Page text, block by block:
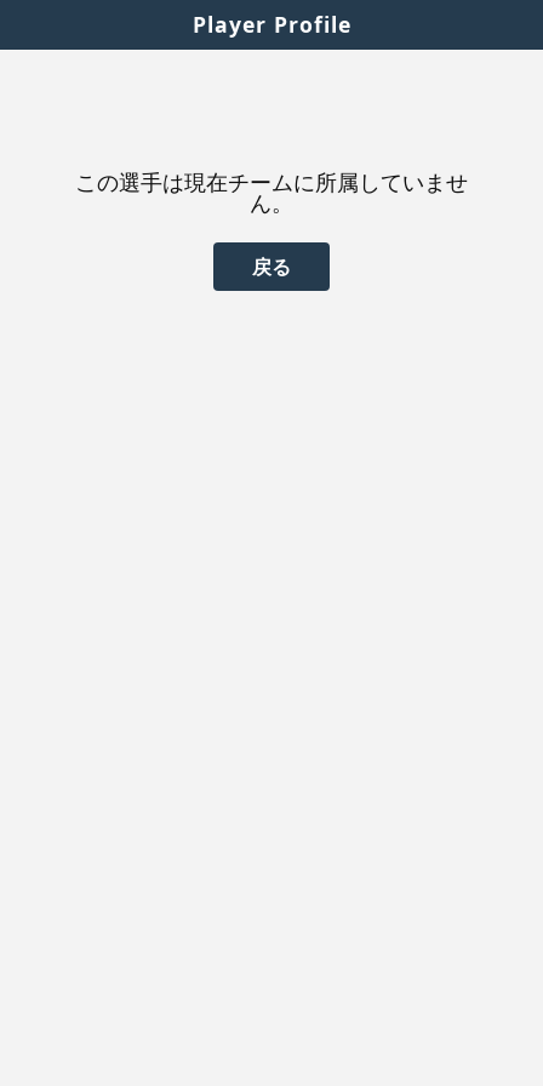
Player Profile
この選手は現在チームに所属していませ
ん。
戻る